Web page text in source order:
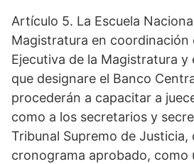
Artículo 5. La Escuela
Magistratura en coordinación
Ejecutiva de la Magistratura
que designare el Banco
procederán a capacitar a
como a los secretarios y
Tribunal Supremo de Justicia,
cronograma aprobado, como